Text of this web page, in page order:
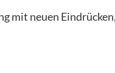
mit neuen